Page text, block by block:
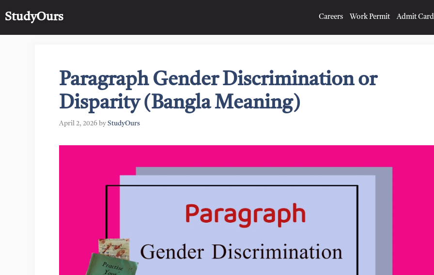
toStudyOurs Careers Work Permit Admit Card
Paragraph Gender Discrimination or
Disparity (Bangla Meaning)
April 2, 2026 by StudyOurs